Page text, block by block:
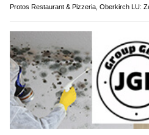
Protos Restaurant & Pizzeria, Oberkirch LU: